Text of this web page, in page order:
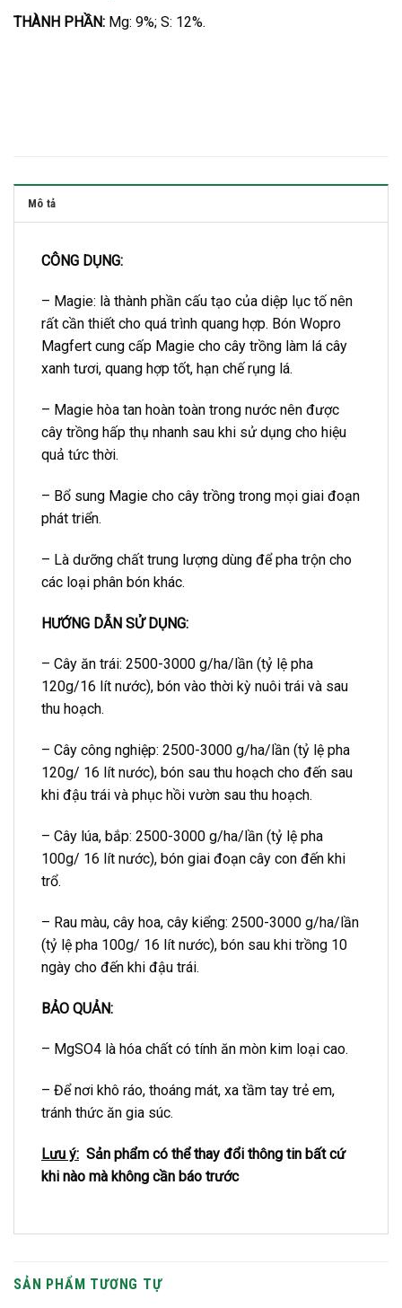
THÀNH PHẦN: Mg: 9%; S: 12%.
Mô tả
CÔNG DỤNG:
– Magie: là thành phần cấu tạo của diệp lục tố nên
rất cần thiết cho quá trình quang hợp. Bón Wopro
Magfert cung cấp Magie cho cây trồng làm lá cây
xanh tươi, quang hợp tốt, hạn chế rụng lá.
– Magie hòa tan hoàn toàn trong nước nên được
cây trồng hấp thụ nhanh sau khi sử dụng cho hiệu
quả tức thời.
– Bổ sung Magie cho cây trồng trong mọi giai đoạn
phát triển.
– Là dưỡng chất trung lượng dùng để pha trộn cho
các loại phân bón khác.
HƯỚNG DẪN SỬ DỤNG:
– Cây ăn trái: 2500-3000 g/ha/lần (tỷ lệ pha
120g/16 lít nước), bón vào thời kỳ nuôi trái và sau
thu hoạch.
– Cây công nghiệp: 2500-3000 g/ha/lần (tỷ lệ pha
120g/ 16 lít nước), bón sau thu hoạch cho đến sau
khi đậu trái và phục hồi vườn sau thu hoạch.
– Cây lúa, bắp: 2500-3000 g/ha/lần (tỷ lệ pha
100g/ 16 lít nước), bón giai đoạn cây con đến khi
trổ.
– Rau màu, cây hoa, cây kiểng: 2500-3000 g/ha/lần
(tỷ lệ pha 100g/ 16 lít nước), bón sau khi trồng 10
ngày cho đến khi đậu trái.
BẢO QUẢN:
– MgSO4 là hóa chất có tính ăn mòn kim loại cao.
– Để nơi khô ráo, thoáng mát, xa tầm tay trẻ em,
tránh thức ăn gia súc.
Lưu ý: Sản phẩm có thể thay đổi thông tin bất cứ
khi nào mà không cần báo trước
SẢN PHẨM TƯƠNG TỰ